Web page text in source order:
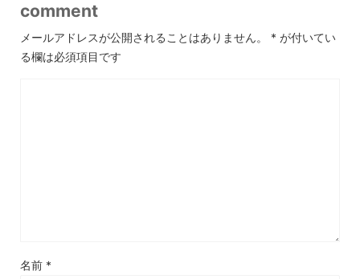
comment
メールアドレスが公開されることはありません。 * が付いてい
る欄は必須項目です
名前 *